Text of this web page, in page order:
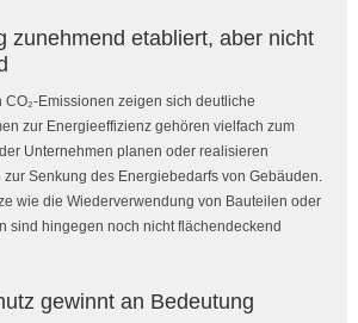
zunehmend etabliert, aber nicht
CO₂-Emissionen zeigen sich deutliche
zur Energieeffizienz gehören vielfach zum
Unternehmen planen oder realisieren
Senkung des Energiebedarfs von Gebäuden.
wie die Wiederverwendung von Bauteilen oder
sind hingegen noch nicht flächendeckend
gewinnt an Bedeutung